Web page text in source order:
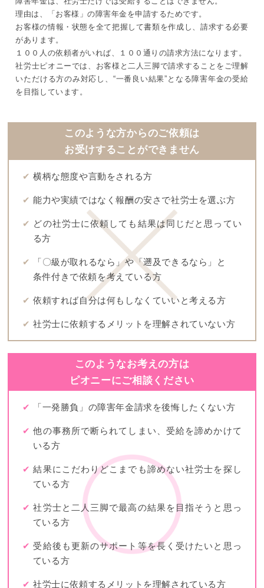
理由は、「お客様」の障害年金を申請するためです。
お客様の情報・状態を全て把握して書類を作成し、請求する必要
があります。
１００人の依頼者がいれば、１００通りの請求方法になります。
社労士ピオニーでは、お客様と二人三脚で請求することをご理解
いただける方のみ対応し、 “一番良い結果”となる障害年金の受給
を目指しています。
このような方からのご依頼は
お受けすることができません
✔ 横柄な態度や言動をされる方
✔ 能力や実績ではなく報酬の安さで社労士を選ぶ方
✔ どの社労士に依頼しても結果は同じだと思ってい
る方
✔
「〇級が取れるなら」や「遡及できるなら」と
条件付きで依頼を考えている方
✔ 依頼すれば自分は何もしなくていいと考える方
✔ 社労士に依頼するメリットを理解されていない方
このようなお考えの方は
ピオニーにご相談ください
✔ 「一発勝負」の障害年金請求を後悔したくない方
✔ 他の事務所で断られてしまい、受給を諦めかけて
いる方
✔ 結果にこだわりどこまでも諦めない社労士を探し
ている方
✔ 社労士と二人三脚で最高の結果を目指そうと思っ
ている方
✔ 受給後も更新のサポート等を長く受けたいと思っ
ている方
✔ 社労士に依頼するメリットを理解されている方